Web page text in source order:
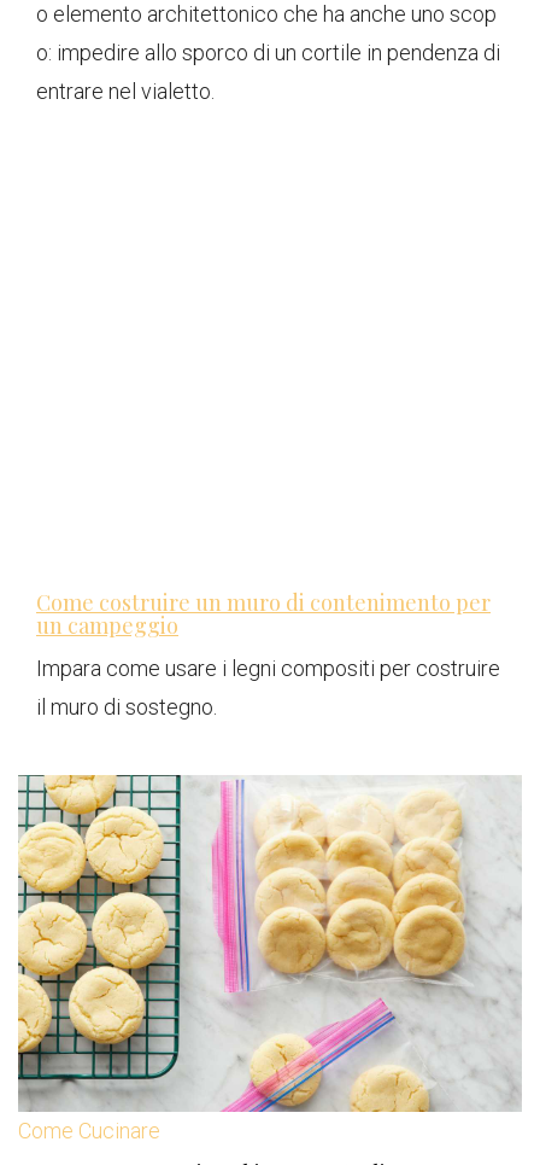
o elemento architettonico che ha anche uno scop
o: impedire allo sporco di un cortile in pendenza di
entrare nel vialetto.
Come costruire un muro di contenimento per
un campeggio
Impara come usare i legni compositi per costruire
il muro di sostegno.
Come Cucinare